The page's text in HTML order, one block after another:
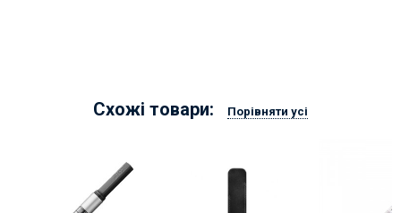
Схожі товари: Порівняти усі